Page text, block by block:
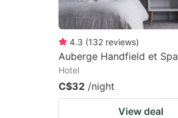
4.3 (132 reviews)
Auberge Handfield et Spa
Hotel
C$32 /night
View deal